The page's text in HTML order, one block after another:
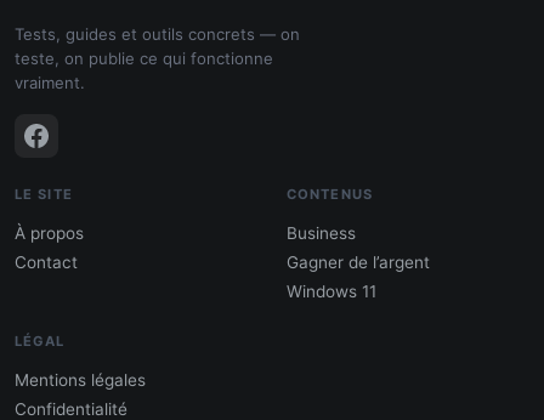
Tests, guides et outils concrets — on
teste, on publie ce qui fonctionne
vraiment.
LE SITE
À propos
Contact
CONTENUS
Business
Gagner de l’argent
Windows 11
LÉGAL
Mentions légales
Confidentialité